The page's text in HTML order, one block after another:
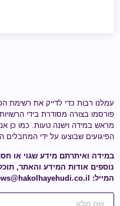
עמלנו רבות כדי לדייק את רשימת
פורסמו בצורה מסודרת בידי
מראש במידה וישנה טעות. כמו כן
הפיגועים שבוצעו על ידי המחבלים
במידה ואיתרתם מידע שגוי או
נוספים אודות המידע והאתר,
המייל: